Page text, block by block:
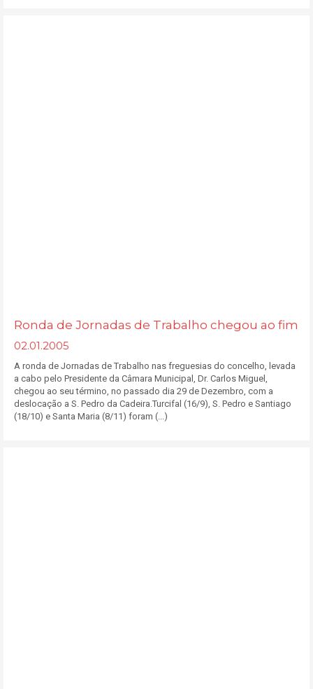
Ronda de Jornadas de Trabalho chegou ao fim
02.01.2005
A ronda de Jornadas de Trabalho nas freguesias do concelho, levada
a cabo pelo Presidente da Câmara Municipal, Dr. Carlos Miguel,
chegou ao seu término, no passado dia 29 de Dezembro, com a
deslocação a S. Pedro da Cadeira.Turcifal (16/9), S. Pedro e Santiago
(18/10) e Santa Maria (8/11) foram (...)